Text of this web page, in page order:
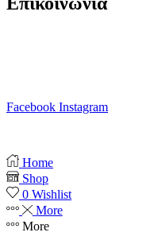
Facebook Instagram
Home
Shop
0 Wishlist
More
More